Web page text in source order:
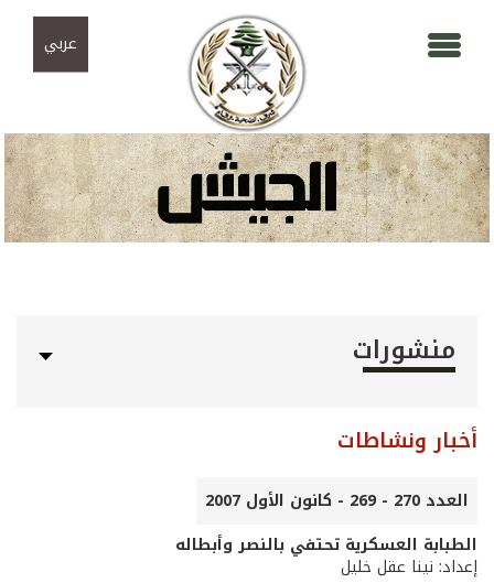
عربي
منشورات
أخبار ونشاطات
العدد 270 - 269 - كانون الأول 2007
الطبابة العسكرية تحتفي بالنصر وأبطاله
إعداد: نينا عقل خليل